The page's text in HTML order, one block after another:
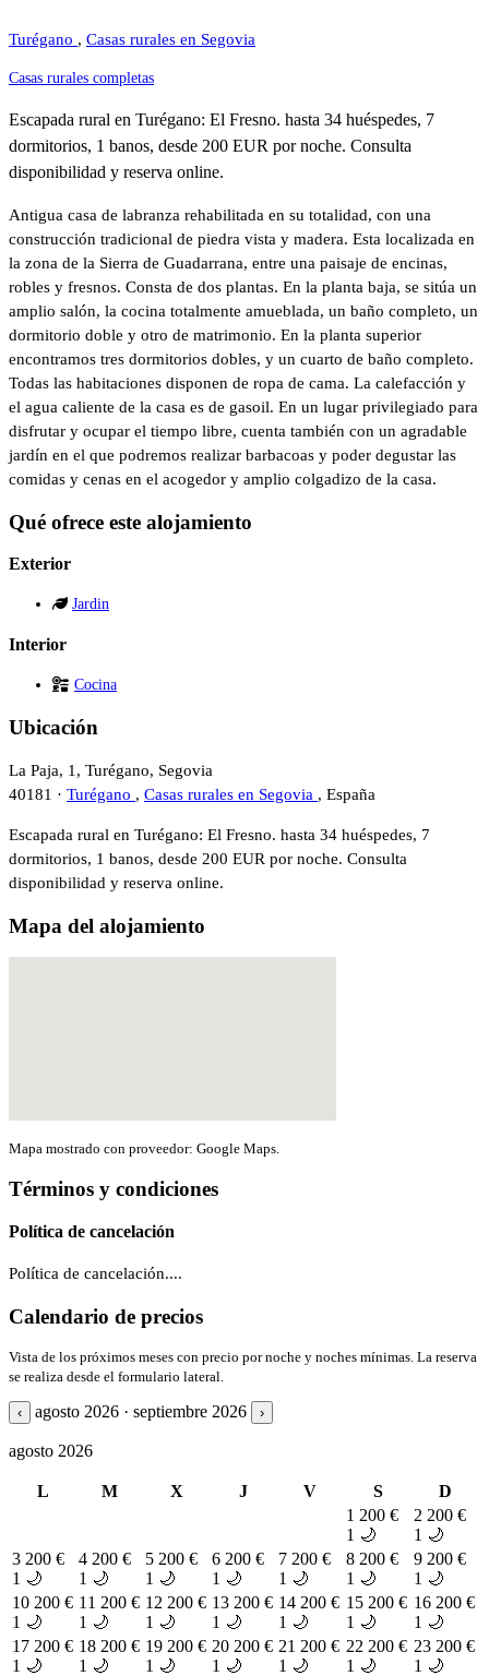
Turégano , Casas rurales en Segovia
Casas rurales completas
Escapada rural en Turégano: El Fresno. hasta 34 huéspedes, 7
dormitorios, 1 banos, desde 200 EUR por noche. Consulta
disponibilidad y reserva online.
Antigua casa de labranza rehabilitada en su totalidad, con una
construcción tradicional de piedra vista y madera. Esta localizada en
la zona de la Sierra de Guadarrana, entre una paisaje de encinas,
robles y fresnos. Consta de dos plantas. En la planta baja, se sitúa un
amplio salón, la cocina totalmente amueblada, un baño completo, un
dormitorio doble y otro de matrimonio. En la planta superior
encontramos tres dormitorios dobles, y un cuarto de baño completo.
Todas las habitaciones disponen de ropa de cama. La calefacción y
el agua caliente de la casa es de gasoil. En un lugar privilegiado para
disfrutar y ocupar el tiempo libre, cuenta también con un agradable
jardín en el que podremos realizar barbacoas y poder degustar las
comidas y cenas en el acogedor y amplio colgadizo de la casa.
Qué ofrece este alojamiento
Exterior
Jardin
Interior
Cocina
Ubicación
La Paja, 1, Turégano, Segovia
40181 · Turégano , Casas rurales en Segovia , España
Escapada rural en Turégano: El Fresno. hasta 34 huéspedes, 7
dormitorios, 1 banos, desde 200 EUR por noche. Consulta
disponibilidad y reserva online.
Mapa del alojamiento
Mapa mostrado con proveedor: Google Maps.
Términos y condiciones
Política de cancelación
Política de cancelación....
Calendario de precios
Vista de los próximos meses con precio por noche y noches mínimas. La reserva
se realiza desde el formulario lateral.
‹ agosto 2026 · septiembre 2026 ›
agosto 2026
L M X J V S
D
1 200 €
1 🌙
2 200 €
1 🌙
3 200 €
1 🌙
4 200 €
1 🌙
5 200 €
1 🌙
6 200 €
1 🌙
7 200 €
1 🌙
8 200 €
1 🌙
9 200 €
1 🌙
10 200 €
1 🌙
11 200 €
1 🌙
12 200 €
1 🌙
13 200 €
1 🌙
14 200 €
1 🌙
15 200 €
1 🌙
16 200 €
1 🌙
17 200 €
1 🌙
18 200 €
1 🌙
19 200 €
1 🌙
20 200 €
1 🌙
21 200 €
1 🌙
22 200 €
1 🌙
23 200 €
1 🌙